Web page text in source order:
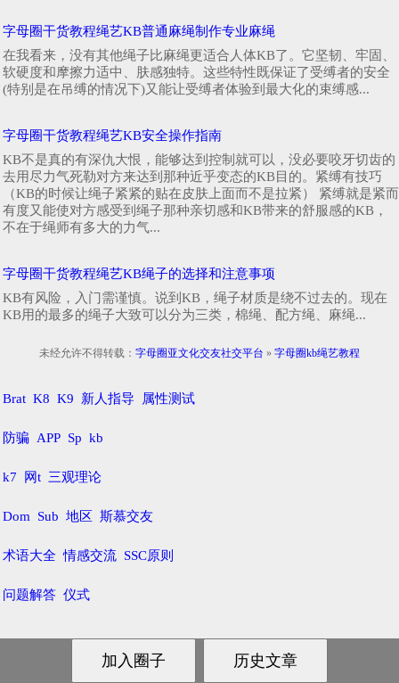
字母圈干货教程绳艺KB普通麻绳制作专业麻绳
在我看来，没有其他绳子比麻绳更适合人体KB了。它坚韧、牢固、
软硬度和摩擦力适中、肤感独特。这些特性既保证了受缚者的安全
(特别是在吊缚的情况下)又能让受缚者体验到最大化的束缚感...
字母圈干货教程绳艺KB安全操作指南
KB不是真的有深仇大恨，能够达到控制就可以，没必要咬牙切齿的
去用尽力气死勒对方来达到那种近乎变态的KB目的。紧缚有技巧
（KB的时候让绳子紧紧的贴在皮肤上面而不是拉紧） 紧缚就是紧而
有度又能使对方感受到绳子那种亲切感和KB带来的舒服感的KB，
不在于绳师有多大的力气...
字母圈干货教程绳艺KB绳子的选择和注意事项
KB有风险，入门需谨慎。说到KB，绳子材质是绕不过去的。现在
KB用的最多的绳子大致可以分为三类，棉绳、配方绳、麻绳...
未经允许不得转载： 字母圈亚文化交友社交平台 » 字母圈kb绳艺教程
Brat K8 K9 新人指导 属性测试
防骗 APP Sp kb
k7 网t 三观理论
Dom Sub 地区 斯慕交友
术语大全 情感交流 SSC原则
问题解答 仪式
鄂ICP备20000581号-1© 2018-2021 锁魂庄-字母圈亚文化交友社交平台